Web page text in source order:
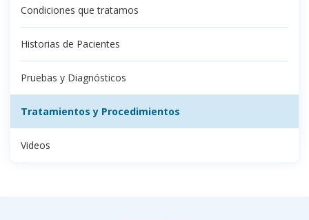
Condiciones que tratamos
Historias de Pacientes
Pruebas y Diagnósticos
Tratamientos y Procedimientos
Videos